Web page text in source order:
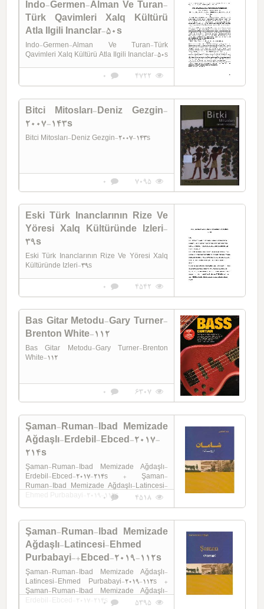
Indo-Germen-Alman Ve Turan-
Türk Qavimleri Xalq Kültürü
Atla Ilgili Inanclar-50s
Indo-Germen-Alman Ve Turan-Türk
Qavimleri Xalq Kültürü Atla Ilgili Inanclar-50s
4722
0
Bitci Mitosları-Deniz Gezgin-
2007-143s
Bitci Mitosları-Deniz Gezgin-2007-143s
7095
0
Eski Türk Inanclarının Rize Ve
Yöresi Xalq Kültüründe Izleri-
39s
Eski Türk Inanclarının Rize Ve Yöresi Xalq
Kültüründe Izleri-39s
4542
0
Bas Gitar Metodu-Gary Turner-
Brenton White-112
Bas Gitar Metodu-Gary Turner-Brenton
White-112
6307
0
Şaman-Ruman-Ibad Memizade
Ağdaşlı-Erdebil-Ebced-2017-
214s
Şaman-Ruman-Ibad Memizade Ağdaşlı-
Erdebil-Ebced-2017-214s + Şaman-
Ruman-Ibad Memizade Ağdaşlı-Latincesi-
Ehmed Purbabayi-2019-112s
4518
0
Şaman-Ruman-Ibad Memizade
Ağdaşlı-Latincesi-Ehmed
Purbabayi-+Ebced-2019-112s
Şaman-Ruman-Ibad Memizade Ağdaşlı-
Latincesi-Ehmed Purbabayi-2019-112s +
Şaman-Ruman-Ibad Memizade Ağdaşlı-
Erdebil-Ebced-2017-214s
5395
0